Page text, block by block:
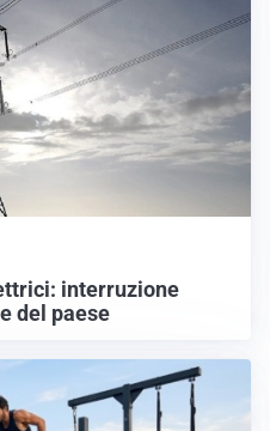
interruzione
del paese